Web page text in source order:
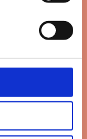
von Schüben zu
Therapie wird
zum Beispiel
Spastizität